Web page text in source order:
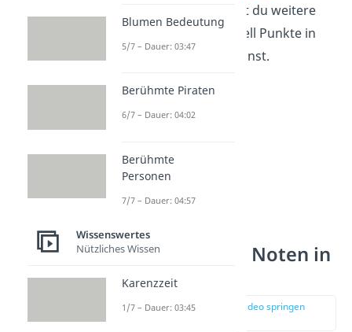
findest du weitere
Beispiele, wie du schnell Punkte in
Noten umrechnen kannst.
Wie rechne ich Noten in
Punkte um?
zur Stelle im Video springen
Blumen Bedeutung
5/7 – Dauer: 03:47
Berühmte Piraten
6/7 – Dauer: 04:02
Berühmte
Personen
7/7 – Dauer: 04:57
Wissenswertes
Nützliches Wissen
Karenzzeit
1/7 – Dauer: 03:45